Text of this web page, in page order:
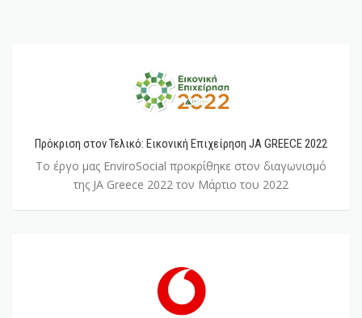
JA
GREECE
Πρόκριση στον Τελικό: Εικονική Επιχείρηση JA GREECE 2022
Το έργο μας EnviroSocial προκρίθηκε στον διαγωνισμό
της JA Greece 2022 τον Μάρτιο του 2022